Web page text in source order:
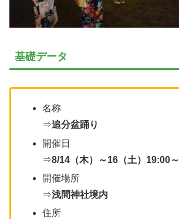
基礎データ
名称
⇒追分盆踊り
開催日
⇒8/14（木）～16（土）19:00～
開催場所
⇒浅間神社境内
住所